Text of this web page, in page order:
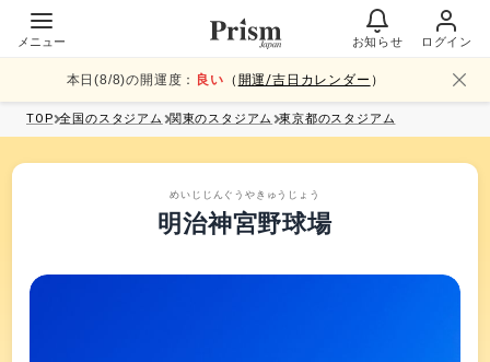
メニュー お知らせ ログイン
本日(8/8)の開運度： 良い （ 開運/吉日カレンダー ）
TOP 全国のスタジアム 関東のスタジアム 東京都のスタジアム
めいじじんぐうやきゅうじょう
明治神宮野球場